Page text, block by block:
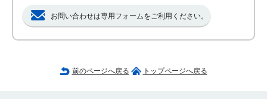
お問い合わせは専用フォームをご利用ください。
前のページへ戻る トップページへ戻る